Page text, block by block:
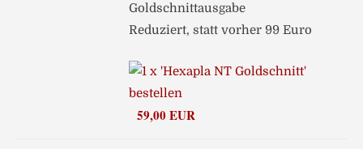
Goldschnittausgabe
Reduziert, statt vorher 99 Euro
59,00 EUR